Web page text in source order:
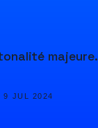
majeure.
9 JUL 2024